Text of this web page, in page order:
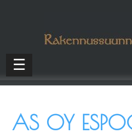
☰
AS OY